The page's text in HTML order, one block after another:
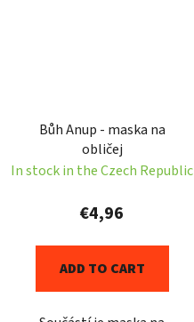
Bůh Anup - maska na
obličej
In stock in the Czech Republic
€4,96
ADD TO CART